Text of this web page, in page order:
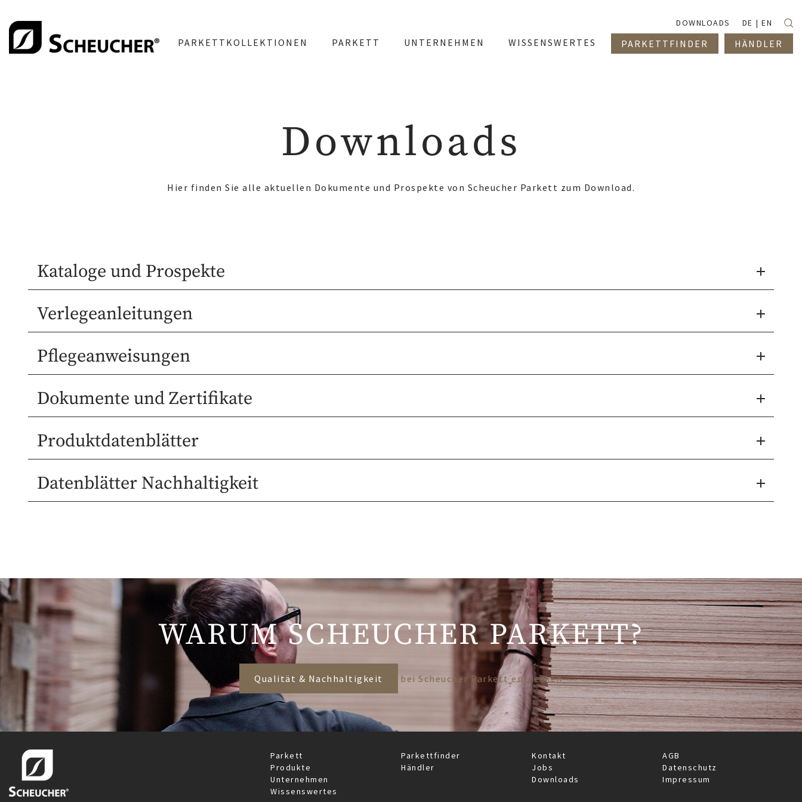
DOWNLOADS DE EN
PARKETTKOLLEKTIONEN PARKETT UNTERNEHMEN WISSENSWERTES PARKETTFINDER HÄNDLER
Downloads
Hier finden Sie alle aktuellen Dokumente und Prospekte von Scheucher Parkett zum Download.
Kataloge und Prospekte
Verlegeanleitungen
Pflegeanweisungen
Dokumente und Zertifikate
Produktdatenblätter
Datenblätter Nachhaltigkeit
WARUM SCHEUCHER PARKETT?
Qualität & Nachhaltigkeit bei Scheucher Parkett entdecken
Parkett
Produkte
Unternehmen
Wissenswertes
Parkettfinder
Händler
Kontakt
Jobs
Downloads
AGB
Datenschutz
Impressum